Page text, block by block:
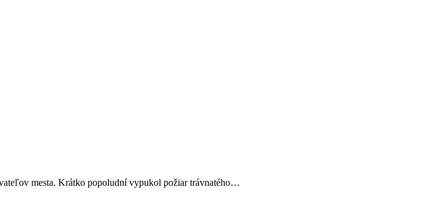
mesta. Krátko popoludní vypukol požiar trávnatého…